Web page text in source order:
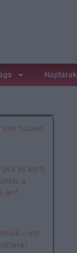
Naptárak
van húsvét
és kerti
a
án?
– mit